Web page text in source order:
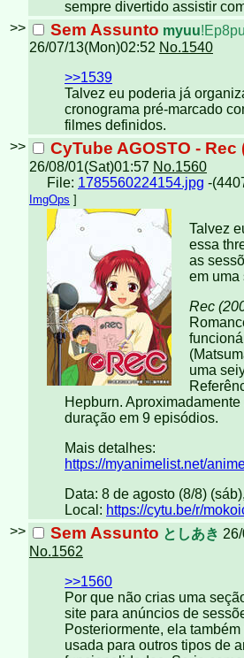
sempre divertido assistir
>>
Sem Assunto myuu
26/07/13(Mon)02:52 No.1540
>>1539
Talvez eu poderia já
cronograma pré-marcado
filmes definidos.
>>
CyTube AGOSTO - Rec
26/08/01(Sat)01:57 No.1560
File: 1785560224154.jpg -
ImgOps ]
Talvez
essa
as
em uma
Rec
uma
Hepburn.
duração em 9 episódios.
Mais detalhes:
https://myanimelist.net/
Data: 8 de agosto (8/8)
Local: https://cytu.be/r/
>>
Sem Assunto としあき
No.1562
>>1560
Por que não crias uma
site para anúncios de
Posteriormente, ela
usada para outros tipos de